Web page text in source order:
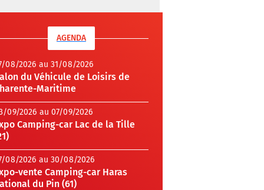
AGENDA
08/2026 au 31/08/2026
du Véhicule de Loisirs de
Maritime
09/2026 au 07/09/2026
Camping-car Lac de la Tille
08/2026 au 30/08/2026
vente Camping-car Haras
du Pin (61)